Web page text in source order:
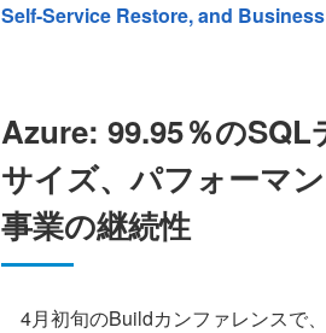
Self-Service Restore, and
Azure: 99.95％の
サイズ、パフォーマ
事業の継続性
4月初旬のBuildカンファレンスで